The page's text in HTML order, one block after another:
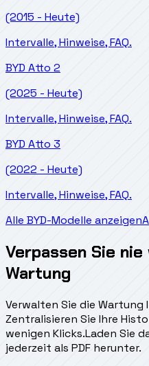
(2015 - Heute)
Intervalle, Hinweise, FAQ.
BYD Atto 2
(2025 - Heute)
Intervalle, Hinweise, FAQ.
BYD Atto 3
(2022 - Heute)
Intervalle, Hinweise, FAQ.
Alle BYD-Modelle anzeigen
Verpassen Sie
Wartung
Verwalten Sie die Wartung
Zentralisieren Sie Ihre
wenigen Klicks.Laden Sie
jederzeit als PDF herunter.